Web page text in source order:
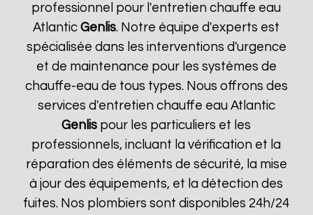
professionnel pour l'entretien chauffe eau
AtlanticGenlis. Notre équipe d'experts est
spécialisée dans les interventions d'urgence
et de maintenance pour les systèmes de
chauffe-eau de tous types. Nous offrons des
services d'entretien chauffe eau Atlantic
Genlis pour les particuliers et les
professionnels, incluant la vérification et la
réparation des éléments de sécurité, la mise
à jour des équipements, et la détection des
fuites. Nos plombiers sont disponibles 24h/24